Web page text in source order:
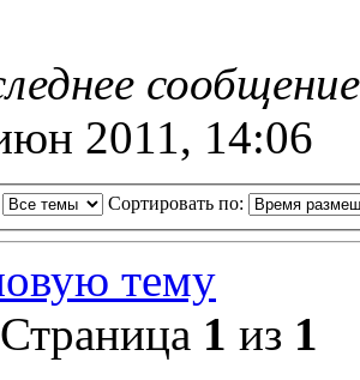
2011, 14:06
Сортировать по:
тему
1 из 1